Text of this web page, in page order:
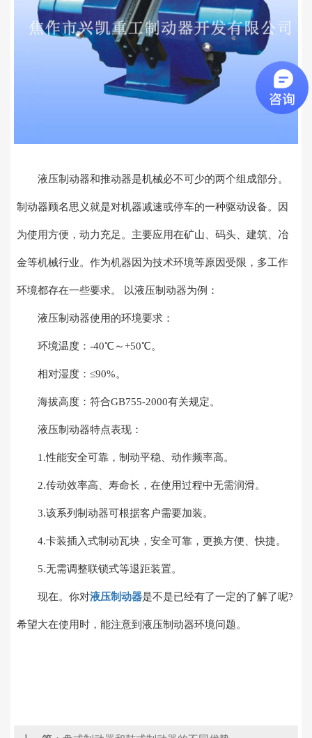
液压制动器和推动器是机械必不可少的两个组成部分。
制动器顾名思义就是对机器减速或停车的一种驱动设备。因
为使用方便，动力充足。主要应用在矿山、码头、建筑、冶
金等机械行业。作为机器因为技术环境等原因受限，多工作
环境都存在一些要求。 以液压制动器为例：
液压制动器使用的环境要求：
环境温度：-40℃～+50℃。
相对湿度：≤90%。
海拔高度：符合GB755-2000有关规定。
液压制动器特点表现：
1.性能安全可靠，制动平稳、动作频率高。
2.传动效率高、寿命长，在使用过程中无需润滑。
3.该系列制动器可根据客户需要加装。
4.卡装插入式制动瓦块，安全可靠，更换方便、快捷。
5.无需调整联锁式等退距装置。
现在。你对液压制动器是不是已经有了一定的了解了呢?
希望大在使用时，能注意到液压制动器环境问题。